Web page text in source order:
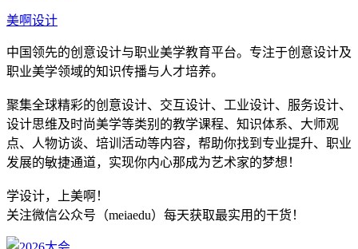
美啊设计
中国领先的创意设计与职业美学教育平台。专注于创意设计及
职业美学领域的知识传播与人才培养。
聚集全球精彩的创意设计、交互设计、工业设计、服务设计、
设计思维及时尚美学等类别的教学课程、知识体系、大师观
点、人物访谈、培训活动等内容，帮助你找到专业提升、职业
发展的敏捷通道，实现你内心那成为艺术家的梦想！
学设计，上美啊！
关注微信公众号（meiaedu）每天获取最实用的干货！